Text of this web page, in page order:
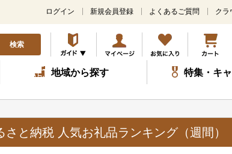
メ
ン
コ
ン
テ
ツ
キ
ッ
ログイン 新規会員登録 よくあるご質問 クラ
検索
地域から探す 特集・キ
と納税 人気お礼品ランキング（週間）